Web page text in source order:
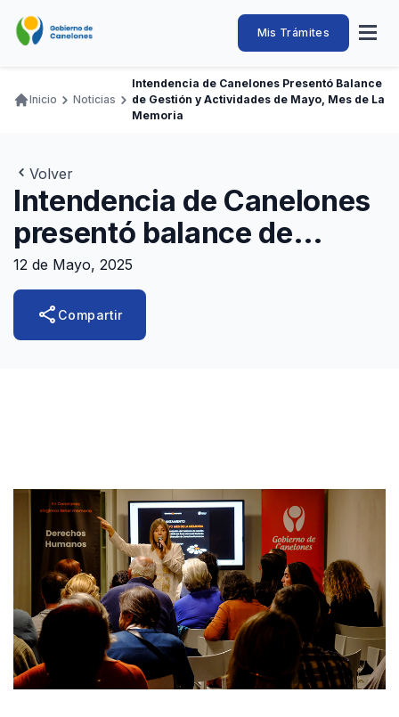
contenido
Intendencia
de
Canelones
Abrir
Navegación
Mis Trámites
Adquisiciones
Canelones Te Escucha
Teléfonos
Ruta
Inicio Noticias
Intendencia de Canelones Presentó Balance
de Gestión y Actividades de Mayo, Mes de La
Memoria
Volver
Intendencia de Canelones
presentó balance de
gestión y actividades de
Mayo, Mes de la Memoria
12 de Mayo, 2025
share Compartir